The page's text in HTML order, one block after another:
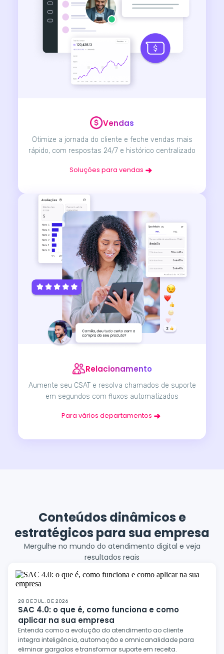
Vendas
Otimize a jornada do cliente e feche vendas mais
rápido, com respostas 24/7 e histórico centralizado
Soluções para vendas
Relacionamento
Aumente seu CSAT e resolva chamados de suporte
em segundos com fluxos automatizados
Para vários departamentos
Conteúdos dinâmicos e
estratégicos para sua empresa
Mergulhe no mundo do atendimento digital e veja
resultados reais
28 DE JUL. DE 2026
SAC 4.0: o que é, como funciona e como
aplicar na sua empresa
Entenda como a evolução do atendimento ao cliente
integra inteligência, automação e omnicanalidade para
eliminar gargalos e transformar suporte em receita.